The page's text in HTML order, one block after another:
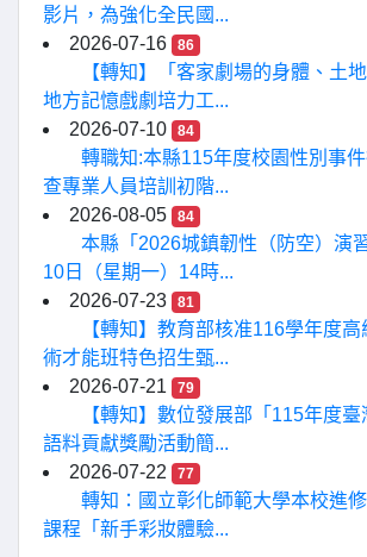
影片，為強化全民國...
2026-07-16
86
【轉知】「客家劇場的身體、土
地方記憶戲劇培力工...
2026-07-10
84
轉職知:本縣115年度校園性別事
查專業人員培訓初階...
2026-08-05
84
本縣「2026城鎮韌性（防空）演
10日（星期一）14時...
2026-07-23
81
【轉知】教育部核准116學年度
術才能班特色招生甄...
2026-07-21
79
【轉知】數位發展部「115年度
語料貢獻獎勵活動簡...
2026-07-22
77
轉知：國立彰化師範大學本校進
課程「新手彩妝體驗...